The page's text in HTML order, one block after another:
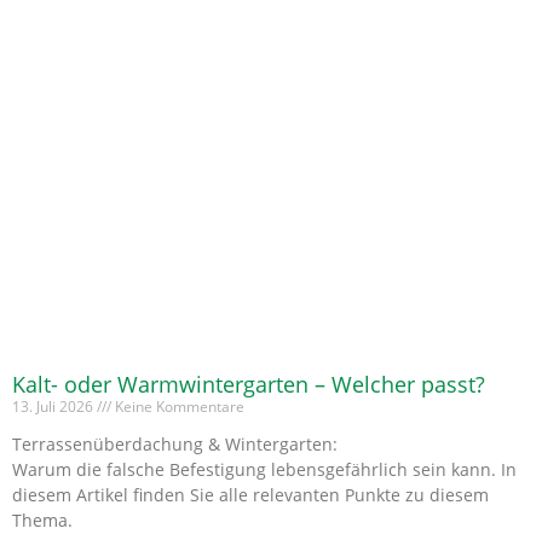
Kalt- oder Warmwintergarten – Welcher passt?
13. Juli 2026 Keine Kommentare
Terrassenüberdachung & Wintergarten:
Warum die falsche Befestigung lebensgefährlich sein kann. In
diesem Artikel finden Sie alle relevanten Punkte zu diesem
Thema.